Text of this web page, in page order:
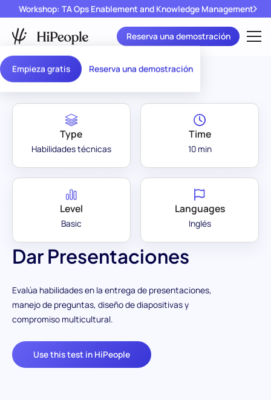
Empieza gratis Reserva una demostración
Workshop: TA Ops Enablement and Knowledge Management
Reserva una demostración
Assessment Library
Dar Presentaciones
Evalúa habilidades en la entrega de presentaciones,
manejo de preguntas, diseño de diapositivas y
compromiso multicultural.
Use this test in HiPeople
Type
Habilidades técnicas
Time
10 min
Level
Basic
Languages
Inglés